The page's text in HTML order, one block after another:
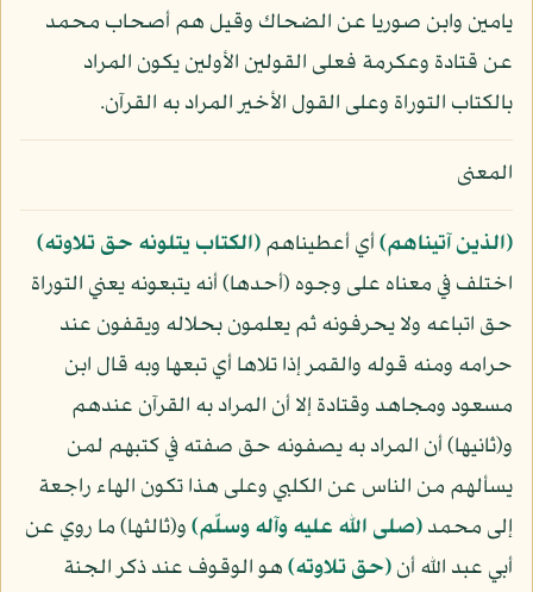
يامين وابن صوريا عن الضحاك وقيل هم أصحاب محمد
عن قتادة وعكرمة فعلى القولين الأولين يكون المراد
بالكتاب التوراة وعلى القول الأخير المراد به القرآن.
المعنى
﴿الذين آتيناهم﴾أي أعطيناهم﴿الكتاب يتلونه حق تلاوته﴾
اختلف في معناه على وجوه (أحدها) أنه يتبعونه يعني التوراة
حق اتباعه ولا يحرفونه ثم يعلمون بحلاله ويقفون عند
حرامه ومنه قوله والقمر إذا تلاها أي تبعها وبه قال ابن
مسعود ومجاهد وقتادة إلا أن المراد به القرآن عندهم
و(ثانيها) أن المراد به يصفونه حق صفته في كتبهم لمن
يسألهم من الناس عن الكلبي وعلى هذا تكون الهاء راجعة
إلى محمد(صلى الله عليه وآله وسلّم)و(ثالثها) ما روي عن
أبي عبد الله أن﴿حق تلاوته﴾هو الوقوف عند ذكر الجنة